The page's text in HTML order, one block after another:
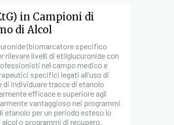
in Campioni di
di Alcol
(biomarcatore specifico
livelli di etilglucuronide con
nel campo medico e
specifici legati all'uso di
di individuare tracce di etanolo
efficace e superiore agli
vantaggioso nei programmi
etanolo per un periodo esteso lo
o programmi di recupero.